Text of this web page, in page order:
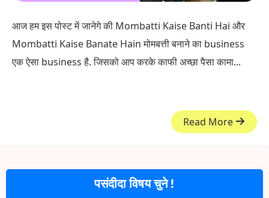
आज हम इस पोस्ट में जानेगे की Mombatti Kaise Banti Hai और
Mombatti Kaise Banate Hain मोमबत्ती बनाने का business
एक ऐसा business है. जिसको आप करके काफी अच्छा पैसा कामा...
Read More
पसंदीदा विषय चुने !